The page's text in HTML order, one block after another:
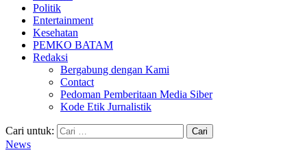
Politik
Entertainment
Kesehatan
PEMKO BATAM
Redaksi
Bergabung dengan Kami
Contact
Pedoman Pemberitaan Media Siber
Kode Etik Jurnalistik
Cari untuk:
News